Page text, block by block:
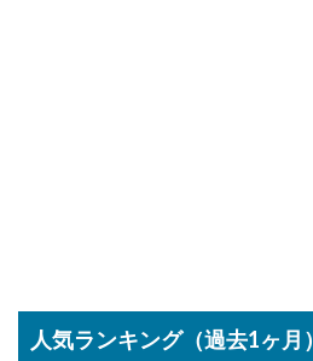
人気ランキング（過去1ヶ月）